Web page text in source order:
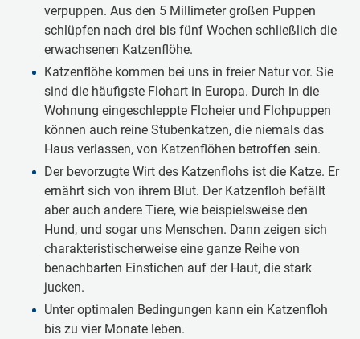
verpuppen. Aus den 5 Millimeter großen Puppen
schlüpfen nach drei bis fünf Wochen schließlich die
erwachsenen Katzenflöhe.
Katzenflöhe kommen bei uns in freier Natur vor. Sie
sind die häufigste Flohart in Europa. Durch in die
Wohnung eingeschleppte Floheier und Flohpuppen
können auch reine Stubenkatzen, die niemals das
Haus verlassen, von Katzenflöhen betroffen sein.
Der bevorzugte Wirt des Katzenflohs ist die Katze. Er
ernährt sich von ihrem Blut. Der Katzenfloh befällt
aber auch andere Tiere, wie beispielsweise den
Hund, und sogar uns Menschen. Dann zeigen sich
charakteristischerweise eine ganze Reihe von
benachbarten Einstichen auf der Haut, die stark
jucken.
Unter optimalen Bedingungen kann ein Katzenfloh
bis zu vier Monate leben.